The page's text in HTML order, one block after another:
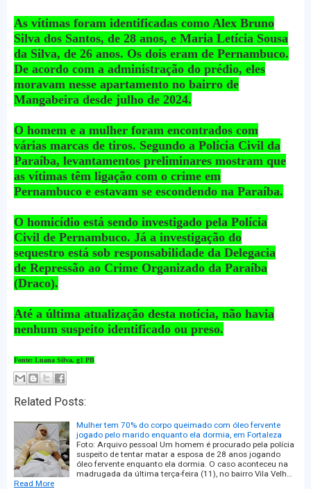
As vítimas foram identificadas como Alex Bruno
Silva dos Santos, de 28 anos, e Maria Letícia Sousa
da Silva, de 26 anos. Os dois eram de Pernambuco.
De acordo com a administração do prédio, eles
moravam nesse apartamento no bairro de
Mangabeira desde julho de 2024.
O homem e a mulher foram encontrados com
várias marcas de tiros. Segundo a Polícia Civil da
Paraíba, levantamentos preliminares mostram que
as vítimas têm ligação com o crime em
Pernambuco e estavam se escondendo na Paraíba.
O homicídio está sendo investigado pela Polícia
Civil de Pernambuco. Já a investigação do
sequestro está sob responsabilidade da Delegacia
de Repressão ao Crime Organizado da Paraíba
(Draco).
Até a última atualização desta notícia, não havia
nenhum suspeito identificado ou preso.
Fonte: Luana Silva, g1 PB
Related Posts:
Mulher tem 70% do corpo queimado com óleo fervente
jogado pelo marido enquanto ela dormia, em Fortaleza
Foto: Arquivo pessoal Um homem é procurado pela polícia
suspeito de tentar matar a esposa de 28 anos jogando
óleo fervente enquanto ela dormia. O caso aconteceu na
madrugada da última terça-feira (11), no bairro Vila Velh…
Read More